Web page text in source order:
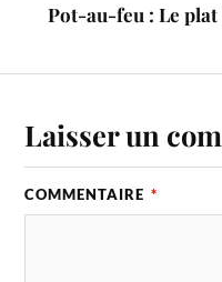
Pot-au-feu : Le
Laisser un
COMMENTAIRE *